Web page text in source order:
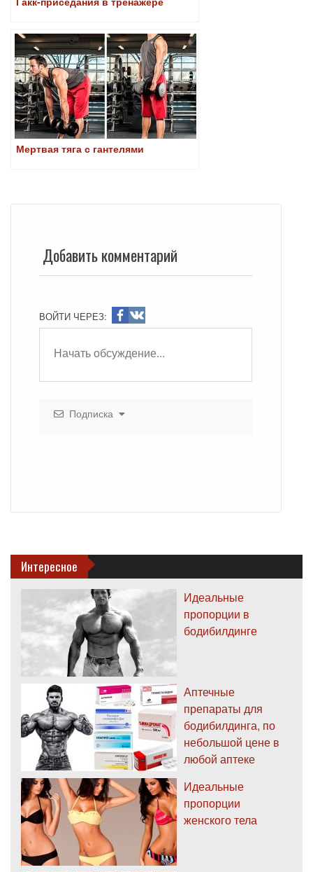
Мертвая тяга с гантелями
Добавить комментарий
ВОЙТИ ЧЕРЕЗ:
Подписка
Интересное
Идеальные
пропорции в
бодибилдинге
Аптечные
препараты для
бодибилдинга, по
небольшой цене в
любой аптеке
Идеальные
пропорции
женского тела